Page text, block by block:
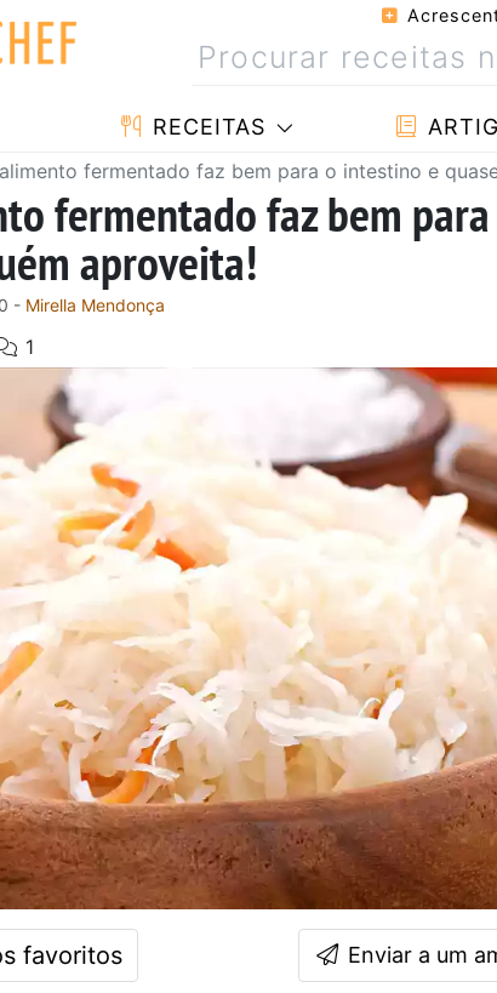
RECEITAS
fermentado faz bem para o intestino e
fermentado faz bem
aproveita!
- Mirella Mendonça
favoritos Enviar a um